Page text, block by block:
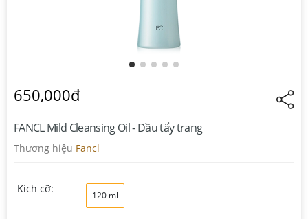
650,000đ
FANCL Mild Cleansing Oil - Dầu tẩy trang
Thương hiệu Fancl
Kích cỡ:
120 ml